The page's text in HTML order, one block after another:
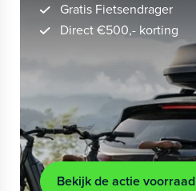
Gratis Fietsendrager
Direct €500,- korting
Bekijk de actie voorraad